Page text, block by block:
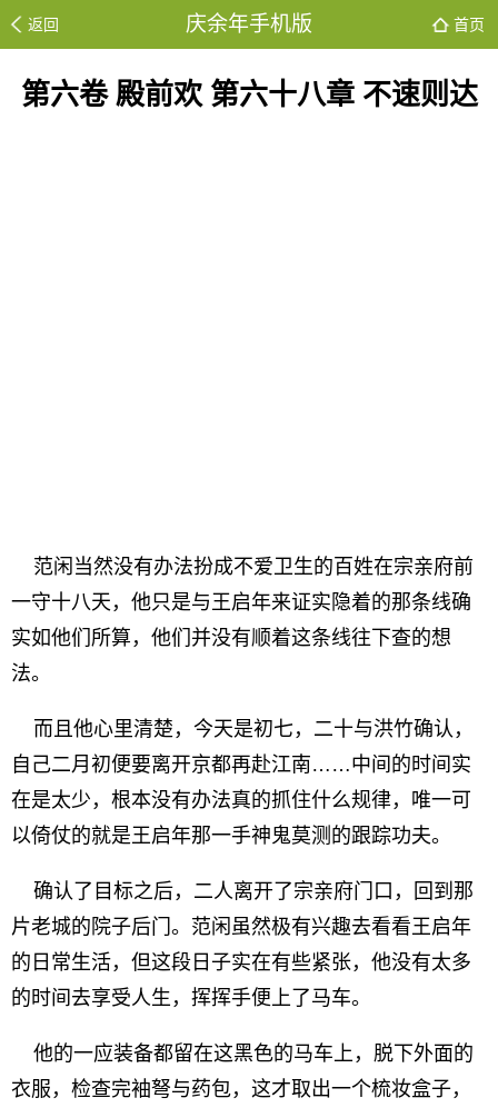
返回 庆余年手机版 首页
第六卷 殿前欢 第六十八章 不速则达
范闲当然没有办法扮成不爱卫生的百姓在宗亲府前
一守十八天，他只是与王启年来证实隐着的那条线确
实如他们所算，他们并没有顺着这条线往下查的想
法。
而且他心里清楚，今天是初七，二十与洪竹确认，
自己二月初便要离开京都再赴江南……中间的时间实
在是太少，根本没有办法真的抓住什么规律，唯一可
以倚仗的就是王启年那一手神鬼莫测的跟踪功夫。
确认了目标之后，二人离开了宗亲府门口，回到那
片老城的院子后门。范闲虽然极有兴趣去看看王启年
的日常生活，但这段日子实在有些紧张，他没有太多
的时间去享受人生，挥挥手便上了马车。
他的一应装备都留在这黑色的马车上，脱下外面的
衣服，检查完袖弩与药包，这才取出一个梳妆盒子，